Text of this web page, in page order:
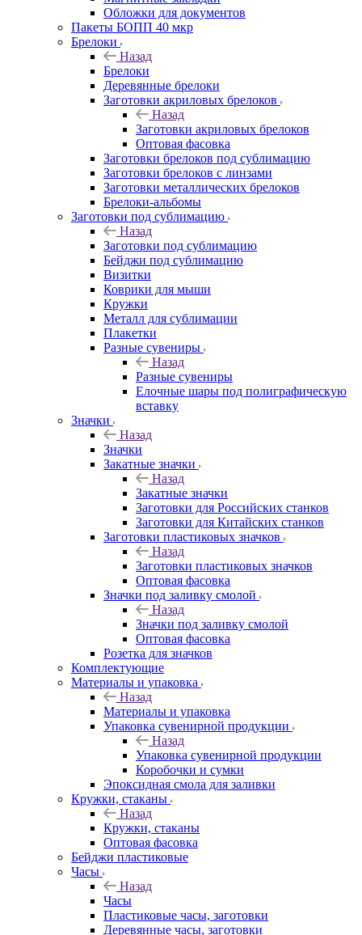
Обложки для документов
Пакеты БОПП 40 мкр
Брелоки
Назад
Брелоки
Деревянные брелоки
Заготовки акриловых брелоков
Назад
Заготовки акриловых брелоков
Оптовая фасовка
Заготовки брелоков под сублимацию
Заготовки брелоков с линзами
Заготовки металлических брелоков
Брелоки-альбомы
Заготовки под сублимацию
Назад
Заготовки под сублимацию
Бейджи под сублимацию
Визитки
Коврики для мыши
Кружки
Металл для сублимации
Плакетки
Разные сувениры
Назад
Разные сувениры
Елочные шары под полиграфическую
вставку
Значки
Назад
Значки
Закатные значки
Назад
Закатные значки
Заготовки для Российских станков
Заготовки для Китайских станков
Заготовки пластиковых значков
Назад
Заготовки пластиковых значков
Оптовая фасовка
Значки под заливку смолой
Назад
Значки под заливку смолой
Оптовая фасовка
Розетка для значков
Комплектующие
Материалы и упаковка
Назад
Материалы и упаковка
Упаковка сувенирной продукции
Назад
Упаковка сувенирной продукции
Коробочки и сумки
Эпоксидная смола для заливки
Кружки, стаканы
Назад
Кружки, стаканы
Оптовая фасовка
Бейджи пластиковые
Часы
Назад
Часы
Пластиковые часы, заготовки
Деревянные часы, заготовки